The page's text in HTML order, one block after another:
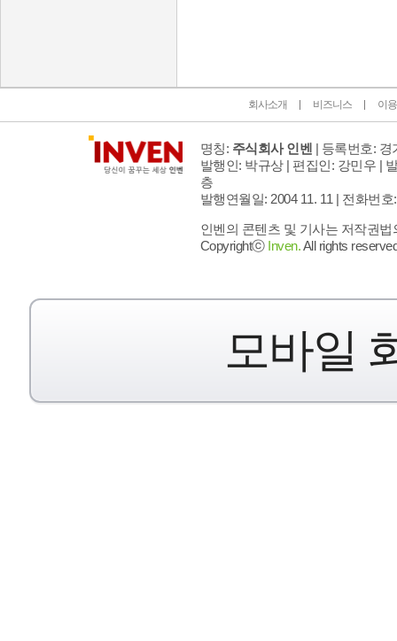
회사소개 비즈니스 이
명칭: 주식회사 인벤 | 등록번호: 경
발행인: 박규상 | 편집인: 강민우 |
층
발행연월일: 2004 11. 11 | 전화번호
인벤의 콘텐츠 및 기사는 저작권
Copyrightⓒ Inven.All rights
모바일